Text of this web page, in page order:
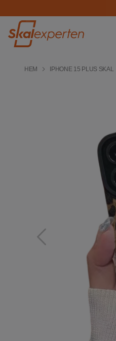
HEM IPHONE 15 PLUS SKAL